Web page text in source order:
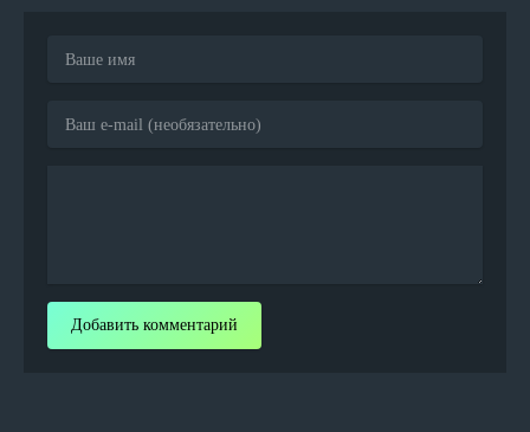
Добавить комментарий